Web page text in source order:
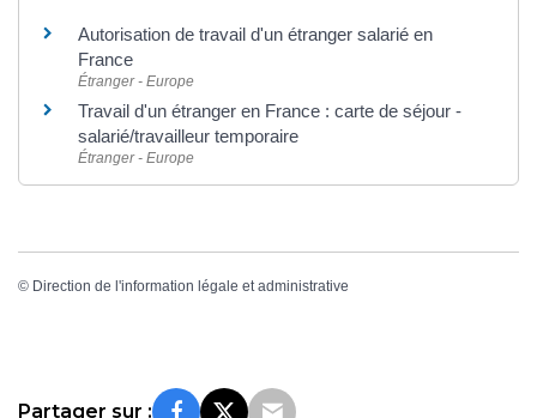
Autorisation de travail d'un étranger salarié en
France
Étranger - Europe
Travail d'un étranger en France : carte de séjour -
salarié/travailleur temporaire
Étranger - Europe
© Direction de l'information légale et administrative
Partager sur :